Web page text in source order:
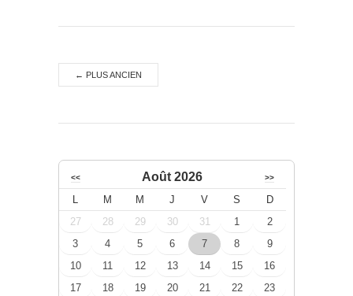
← PLUS ANCIEN
<< Août 2026 >>
M M J V S
D
27
28 29 30 31 1
2
3
4 5 6 7 8
9
10
11 12 13 14 15
16
17
18 19 20 21 22
23